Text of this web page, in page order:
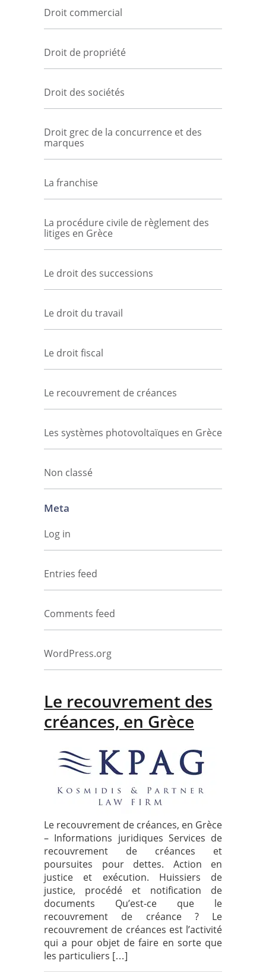
Droit commercial
Droit de propriété
Droit des sociétés
Droit grec de la concurrence et des
marques
La franchise
La procédure civile de règlement des
litiges en Grèce
Le droit des successions
Le droit du travail
Le droit fiscal
Le recouvrement de créances
Les systèmes photovoltaïques en Grèce
Non classé
Meta
Log in
Entries feed
Comments feed
WordPress.org
Le recouvrement des
créances, en Grèce
Le recouvrement de créances, en Grèce
– Informations juridiques Services de
recouvrement de créances et
poursuites pour dettes. Action en
justice et exécution. Huissiers de
justice, procédé et notification de
documents Qu’est-ce que le
recouvrement de créance ? Le
recouvrement de créances est l’activité
qui a pour objet de faire en sorte que
les particuliers […]